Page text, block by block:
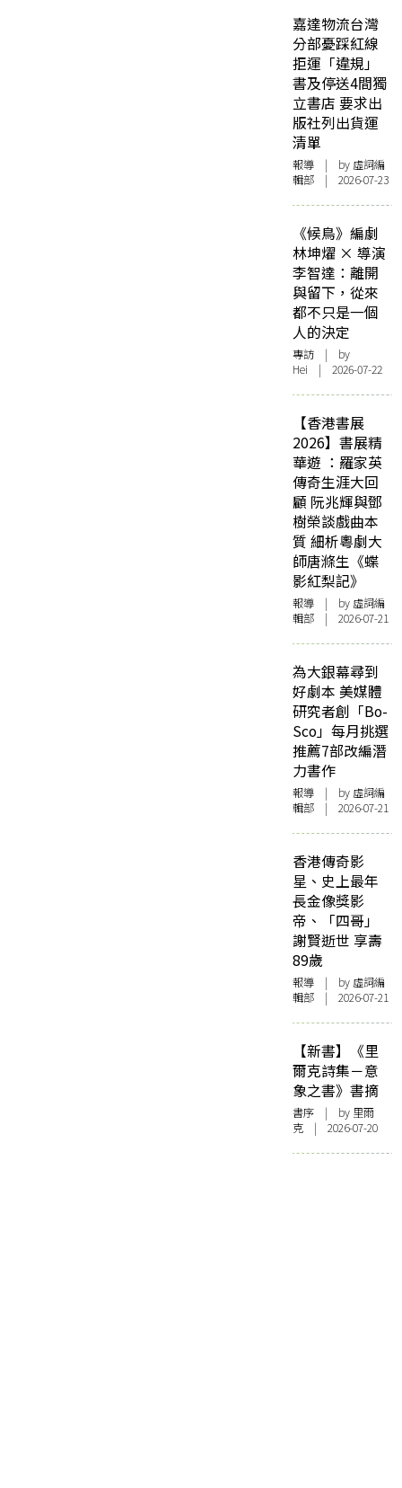
嘉達物流台灣
分部憂踩紅線
拒運「違規」
書及停送4間獨
立書店 要求出
版社列出貨運
清單
報導 | by 虛詞編
輯部 | 2026-07-23
《候鳥》編劇
林坤燿 × 導演
李智達：離開
與留下，從來
都不只是一個
人的決定
專訪 | by
Hei | 2026-07-22
【香港書展
2026】書展精
華遊 ：羅家英
傳奇生涯大回
顧 阮兆輝與鄧
樹榮談戲曲本
質 細析粵劇大
師唐滌生《蝶
影紅梨記》
報導 | by 虛詞編
輯部 | 2026-07-21
為大銀幕尋到
好劇本 美媒體
研究者創「Bo-
Sco」每月挑選
推薦7部改編潛
力書作
報導 | by 虛詞編
輯部 | 2026-07-21
香港傳奇影
星、史上最年
長金像獎影
帝、「四哥」
謝賢逝世 享壽
89歲
報導 | by 虛詞編
輯部 | 2026-07-21
【新書】《里
爾克詩集－意
象之書》書摘
書序 | by 里爾
克 | 2026-07-20